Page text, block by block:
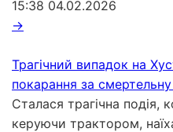
15:38 04.02.2026
→
Трагічний випадок на
покарання за
Сталася трагічна подія,
керуючи трактором,